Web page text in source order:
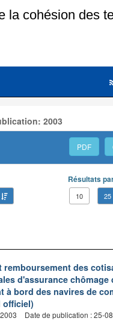
2003
PDF
Résultats
10 25
remboursement des
d'assurance chômage
à bord des navires de
officiel)
Date de publication : 25-